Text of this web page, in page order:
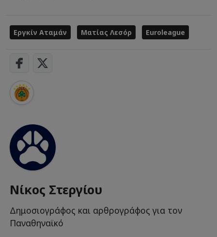
Εργκίν Αταμάν Ματίας Λεσόρ Euroleague
Νίκος Στεργίου
Δημοσιογράφος και αρθρογράφος για τον
Παναθηναϊκό